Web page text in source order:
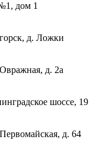
дом 1
д. Ложки
д. 2а
шоссе, 19
д. 64